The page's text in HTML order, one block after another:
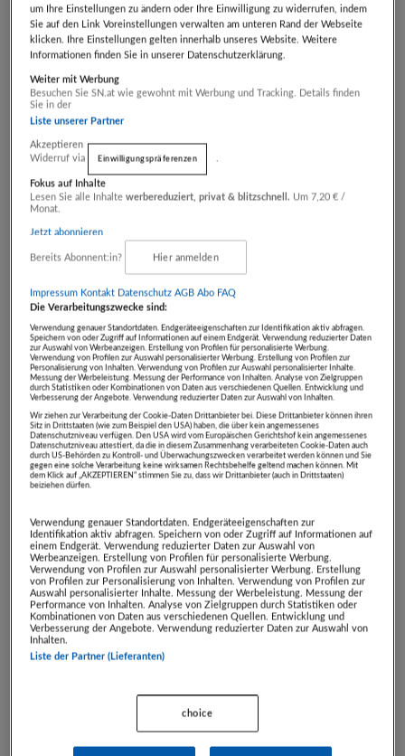
Unser Paket beinhaltet:
3 Nächte im Doppelzimmer für 2 Personen +
Hund
inkl. Frühstücksbuffet
Halbpension oder All Inclusive Light gegen
Aufzahlung möglich
inkl. gratis Saunanutzung
inkl. kleines Willkommenspaket für den Hund
inkl. Hunde-Wanderempfehlung
inkl. Nutzung der Wellnesslandschaft im
Schwesternhotel
Preis für 2 Personen inkl. Hund regulär € 654,-
Ortstaxe und Regionsabgabe sind vor Ort zu
bezahlen
pro Aufenthalt nur 1 Gutschein gültig
weitere Personen oder andere Zimmerkategorie
gegen Aufzahlung möglich
Weitere Artikelinformationen
Gebotsstand:
€ 0,00
00 00
um Ihre Einstellungen zu ändern oder Ihre Einwilligung zu widerrufen, indem
Sie auf den Link Voreinstellungen verwalten am unteren Rand der Webseite
klicken. Ihre Einstellungen gelten innerhalb unseres Website. Weitere
Informationen finden Sie in unserer Datenschutzerklärung.
Weiter mit Werbung
Besuchen Sie SN.at wie gewohnt mit Werbung und Tracking. Details finden
Sie in der
Liste unserer Partner
Akzeptieren
Widerruf via
Einwilligungspräferenzen .
Fokus auf Inhalte
Lesen Sie alle Inhaltewerbereduziert, privat & blitzschnell. Um 7,20 € /
Monat.
Jetzt abonnieren
Bereits Abonnent:in? Hier anmelden
Impressum Kontakt Datenschutz AGB Abo FAQ
Die Verarbeitungszwecke sind:
Verwendung genauer Standortdaten. Endgeräteeigenschaften zur Identifikation aktiv abfragen.
Speichern von oder Zugriff auf Informationen auf einem Endgerät. Verwendung reduzierter Daten
zur Auswahl von Werbeanzeigen. Erstellung von Profilen für personalisierte Werbung.
Verwendung von Profilen zur Auswahl personalisierter Werbung. Erstellung von Profilen zur
Personalisierung von Inhalten. Verwendung von Profilen zur Auswahl personalisierter Inhalte.
Messung der Werbeleistung. Messung der Performance von Inhalten. Analyse von Zielgruppen
durch Statistiken oder Kombinationen von Daten aus verschiedenen Quellen. Entwicklung und
Verbesserung der Angebote. Verwendung reduzierter Daten zur Auswahl von Inhalten.
Wir ziehen zur Verarbeitung der Cookie-Daten Drittanbieter bei. Diese Drittanbieter können ihren
Sitz in Drittstaaten (wie zum Beispiel den USA) haben, die über kein angemessenes
Datenschutzniveau verfügen. Den USA wird vom Europäischen Gerichtshof kein angemessenes
Datenschutzniveau attestiert, da die in diesem Zusammenhang verarbeiteten Cookie-Daten auch
durch US-Behörden zu Kontroll- und Überwachungszwecken verarbeitet werden können und Sie
gegen eine solche Verarbeitung keine wirksamen Rechtsbehelfe geltend machen können. Mit
dem Klick auf „AKZEPTIEREN“ stimmen Sie zu, dass wir Drittanbieter (auch in Drittstaaten)
beiziehen dürfen.
Verwendung genauer Standortdaten. Endgeräteeigenschaften zur
Identifikation aktiv abfragen. Speichern von oder Zugriff auf Informationen auf
einem Endgerät. Verwendung reduzierter Daten zur Auswahl von
Werbeanzeigen. Erstellung von Profilen für personalisierte Werbung.
Verwendung von Profilen zur Auswahl personalisierter Werbung. Erstellung
von Profilen zur Personalisierung von Inhalten. Verwendung von Profilen zur
Auswahl personalisierter Inhalte. Messung der Werbeleistung. Messung der
Performance von Inhalten. Analyse von Zielgruppen durch Statistiken oder
Kombinationen von Daten aus verschiedenen Quellen. Entwicklung und
Verbesserung der Angebote. Verwendung reduzierter Daten zur Auswahl von
Inhalten.
Liste der Partner (Lieferanten)
choice